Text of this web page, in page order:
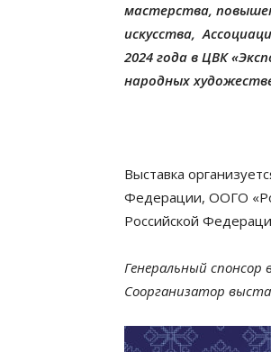
мастерства,
искусства,
2024 года в ЦВК
народных
Выставка
Федерации, ООГО
Российской
Генеральный спонсор
Соорганизатор